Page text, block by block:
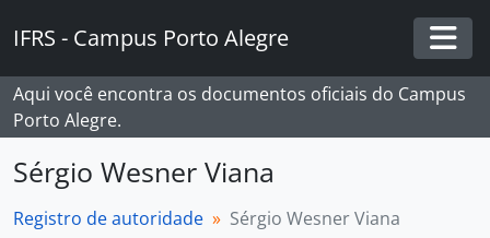
IFRS - Campus Porto Alegre
Aqui você encontra os documentos oficiais do Campus
Porto Alegre.
Sérgio Wesner Viana
Registro de autoridade Sérgio Wesner Viana